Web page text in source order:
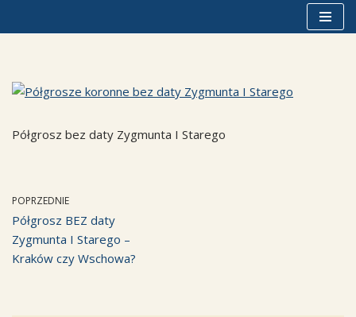
treści
Półgrosz bez daty Zygmunta I Starego
POPRZEDNIE
Półgrosz BEZ daty
Zygmunta I Starego –
Kraków czy Wschowa?